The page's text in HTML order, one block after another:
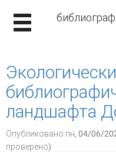
ландшафта
Опубликовано пн, 04/06/
проверено)